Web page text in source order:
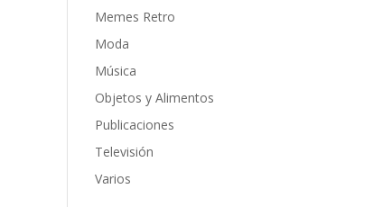
Memes Retro
Moda
Música
Objetos y Alimentos
Publicaciones
Televisión
Varios